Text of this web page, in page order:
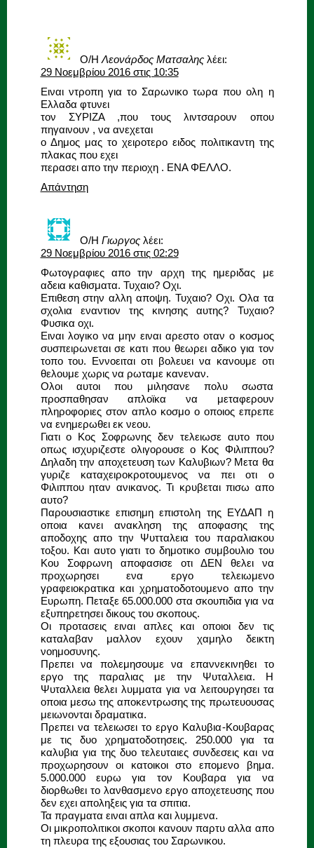
Ο/Η Λεονάρδος Ματσαλης λέει:
29 Νοεμβρίου 2016 στις 10:35
Ειναι ντροπη για το Σαρωνικο τωρα που ολη η
Ελλαδα φτυνει
τον ΣΥΡΙΖΑ ,που τους λιντσαρουν οπου
πηγαινουν , να ανεχεται
ο Δημος μας το χειροτερο ειδος πολιτικαντη της
πλακας που εχει
περασει απο την περιοχη . ΕΝΑ ΦΕΛΛΟ.
Απάντηση
Ο/Η Γιωργος λέει:
29 Νοεμβρίου 2016 στις 02:29
Φωτογραφιες απο την αρχη της ημεριδας με
αδεια καθισματα. Τυχαιο? Οχι.
Επιθεση στην αλλη αποψη. Τυχαιο? Οχι. Ολα τα
σχολια εναντιον της κινησης αυτης? Τυχαιο?
Φυσικα οχι.
Ειναι λογικο να μην ειναι αρεστο οταν ο κοσμος
συσπειρωνεται σε κατι που θεωρει αδικο για τον
τοπο του. Εννοειται οτι βολευει να κανουμε οτι
θελουμε χωρις να ρωταμε κανεναν.
Ολοι αυτοι που μιλησανε πολυ σωστα
προσπαθησαν απλοϊκα να μεταφερουν
πληροφοριες στον απλο κοσμο ο οποιος επρεπε
να ενημερωθει εκ νεου.
Γιατι ο Κος Σοφρωνης δεν τελειωσε αυτο που
οπως ισχυριζεστε ολιγορουσε ο Κος Φιλιππου?
Δηλαδη την αποχετευση των Καλυβιων? Μετα θα
γυριζε καταχειροκροτουμενος να πει οτι ο
Φιλιππου ηταν ανικανος. Τι κρυβεται πισω απο
αυτο?
Παρουσιαστικε επισημη επιστολη της ΕΥΔΑΠ η
οποια κανει ανακληση της αποφασης της
αποδοχης απο την Ψυτταλεια του παραλιακου
τοξου. Και αυτο γιατι το δημοτικο συμβουλιο του
Κου Σοφρωνη αποφασισε οτι ΔΕΝ θελει να
προχωρησει ενα εργο τελειωμενο
γραφειοκρατικα και χρηματοδοτουμενο απο την
Ευρωπη. Πεταξε 65.000.000 στα σκουπιδια για να
εξυπηρετησει δικους του σκοπους.
Οι προτασεις ειναι απλες και οποιοι δεν τις
καταλαβαν μαλλον εχουν χαμηλο δεικτη
νοημοσυνης.
Πρεπει να πολεμησουμε να επαννεκινηθει το
εργο της παραλιας με την Ψυταλλεια. Η
Ψυταλλεια θελει λυμματα για να λειτουργησει τα
οποια μεσω της αποκεντρωσης της πρωτευουσας
μειωνονται δραματικα.
Πρεπει να τελειωσει το εργο Καλυβια-Κουβαρας
με τις δυο χρηματοδοτησεις. 250.000 για τα
καλυβια για της δυο τελευταιες συνδεσεις και να
προχωρησουν οι κατοικοι στο επομενο βημα.
5.000.000 ευρω για τον Κουβαρα για να
διορθωθει το λανθασμενο εργο αποχετευσης που
δεν εχει αποληξεις για τα σπιτια.
Τα πραγματα ειναι απλα και λυμμενα.
Οι μικροπολιτικοι σκοποι κανουν παρτυ αλλα απο
τη πλευρα της εξουσιας του Σαρωνικου.